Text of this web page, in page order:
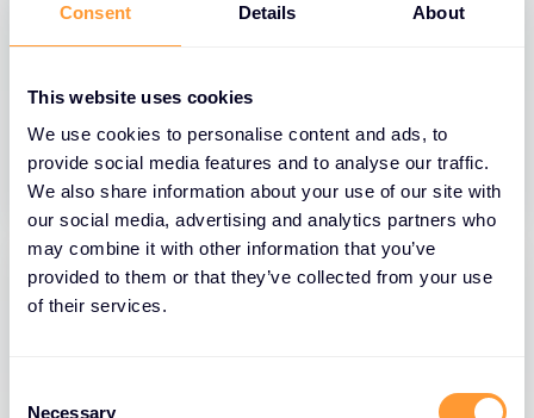
Consent Details About
This website uses cookies
We use cookies to personalise content and ads, to
provide social media features and to analyse our traffic.
We also share information about your use of our site with
our social media, advertising and analytics partners who
may combine it with other information that you’ve
provided to them or that they’ve collected from your use
of their services.
Necessary
2025 Trendovi Cyber Incidenata: Šta
Preduzeća Moraju Znati
Kritični sigurnosni rizici Cloud